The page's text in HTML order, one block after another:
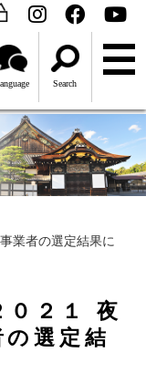
Search
業者の選定結果に
０２１ 夜
の選定結